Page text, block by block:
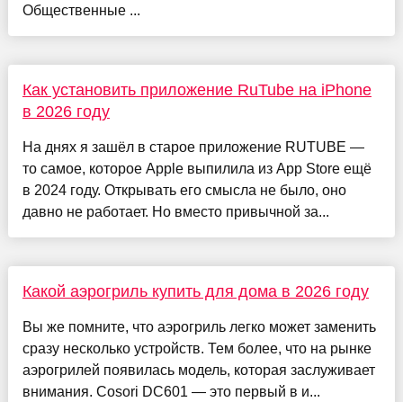
Общественные ...
Как установить приложение RuTube на iPhone
в 2026 году
На днях я зашёл в старое приложение RUTUBE —
то самое, которое Apple выпилила из App Store ещё
в 2024 году. Открывать его смысла не было, оно
давно не работает. Но вместо привычной за...
Какой аэрогриль купить для дома в 2026 году
Вы же помните, что аэрогриль легко может заменить
сразу несколько устройств. Тем более, что на рынке
аэрогрилей появилась модель, которая заслуживает
внимания. Cosori DC601 — это первый в и...